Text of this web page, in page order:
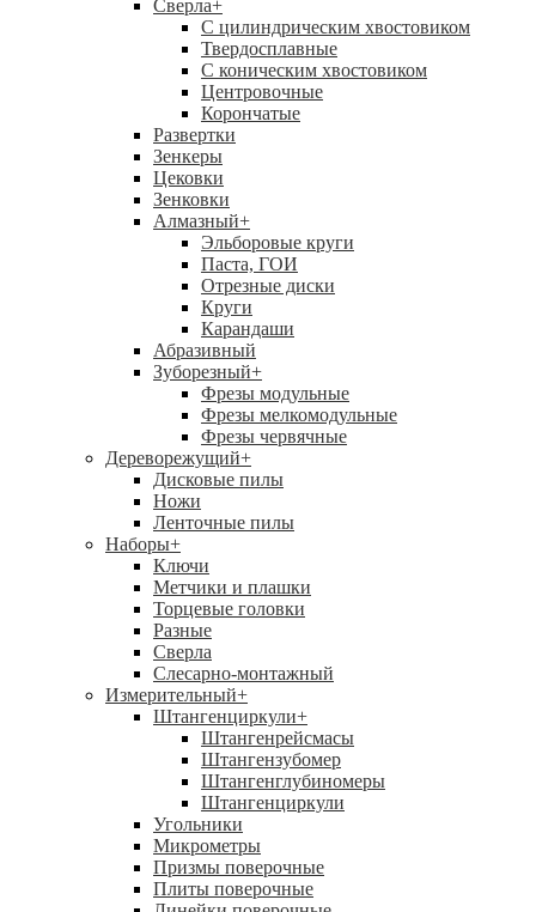
Сверла+
С цилиндрическим хвостовиком
Твердосплавные
С коническим хвостовиком
Центровочные
Корончатые
Развертки
Зенкеры
Цековки
Зенковки
Алмазный+
Эльборовые круги
Паста, ГОИ
Отрезные диски
Круги
Карандаши
Абразивный
Зуборезный+
Фрезы модульные
Фрезы мелкомодульные
Фрезы червячные
Дереворежущий+
Дисковые пилы
Ножи
Ленточные пилы
Наборы+
Ключи
Метчики и плашки
Торцевые головки
Разные
Сверла
Слесарно-монтажный
Измерительный+
Штангенциркули+
Штангенрейсмасы
Штангензубомер
Штангенглубиномеры
Штангенциркули
Угольники
Микрометры
Призмы поверочные
Плиты поверочные